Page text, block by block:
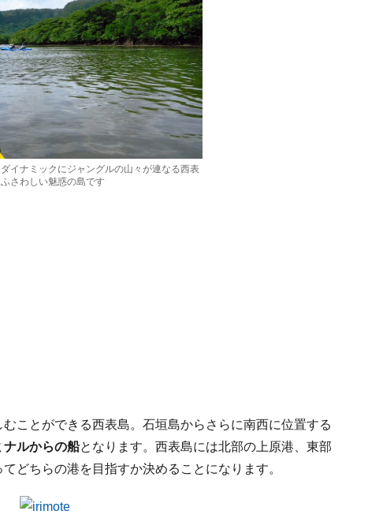
イナミックにジャングルの山々が連なる西表
さわしい魅惑の島です
ことができる西表島。石垣島からさらに南西に位置する
ナルからの船となります。西表島には北部の上原港、東部
どちらの港を目指すか決めることになります。